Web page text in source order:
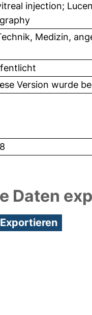
injection;
Medizin,
Version wurde
Daten